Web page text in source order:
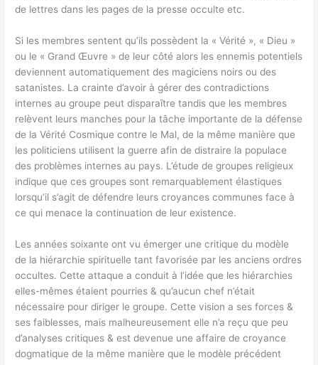
de lettres dans les pages de la presse occulte etc.
Si les membres sentent qu’ils possèdent la « Vérité », « Dieu »
ou le « Grand Œuvre » de leur côté alors les ennemis potentiels
deviennent automatiquement des magiciens noirs ou des
satanistes. La crainte d’avoir à gérer des contradictions
internes au groupe peut disparaître tandis que les membres
relèvent leurs manches pour la tâche importante de la défense
de la Vérité Cosmique contre le Mal, de la même manière que
les politiciens utilisent la guerre afin de distraire la populace
des problèmes internes au pays. L’étude de groupes religieux
indique que ces groupes sont remarquablement élastiques
lorsqu’il s’agit de défendre leurs croyances communes face à
ce qui menace la continuation de leur existence.
Les années soixante ont vu émerger une critique du modèle
de la hiérarchie spirituelle tant favorisée par les anciens ordres
occultes. Cette attaque a conduit à l’idée que les hiérarchies
elles-mêmes étaient pourries & qu’aucun chef n’était
nécessaire pour diriger le groupe. Cette vision a ses forces &
ses faiblesses, mais malheureusement elle n’a reçu que peu
d’analyses critiques & est devenue une affaire de croyance
dogmatique de la même manière que le modèle précédent